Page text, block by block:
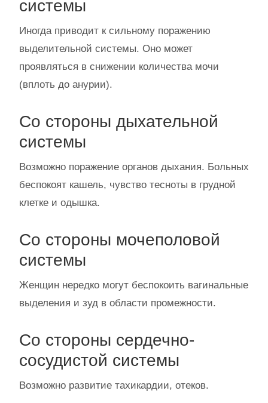
системы
Иногда приводит к сильному поражению
выделительной системы. Оно может
проявляться в снижении количества мочи
(вплоть до анурии).
Со стороны дыхательной
системы
Возможно поражение органов дыхания. Больных
беспокоят кашель, чувство тесноты в грудной
клетке и одышка.
Со стороны мочеполовой
системы
Женщин нередко могут беспокоить вагинальные
выделения и зуд в области промежности.
Со стороны сердечно-
сосудистой системы
Возможно развитие тахикардии, отеков.